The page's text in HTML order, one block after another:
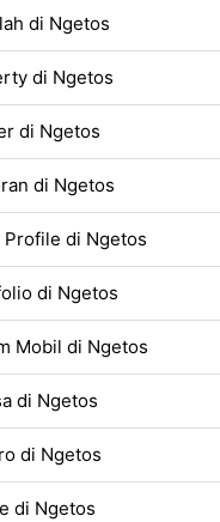
di Ngetos
di Ngetos
di Ngetos
di Ngetos
Profile di Ngetos
di Ngetos
Mobil di Ngetos
di Ngetos
di Ngetos
di Ngetos